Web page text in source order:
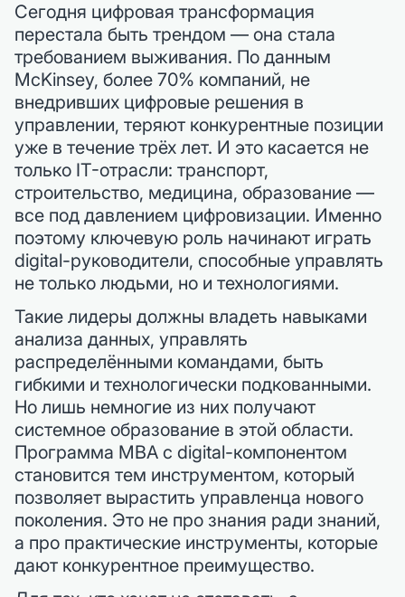
Сегодня цифровая трансформация
перестала быть трендом — она стала
требованием выживания. По данным
McKinsey, более 70% компаний, не
внедривших цифровые решения в
управлении, теряют конкурентные позиции
уже в течение трёх лет. И это касается не
только IT-отрасли: транспорт,
строительство, медицина, образование —
все под давлением цифровизации. Именно
поэтому ключевую роль начинают играть
digital-руководители, способные управлять
не только людьми, но и технологиями.
Такие лидеры должны владеть навыками
анализа данных, управлять
распределёнными командами, быть
гибкими и технологически подкованными.
Но лишь немногие из них получают
системное образование в этой области.
Программа MBA с digital-компонентом
становится тем инструментом, который
позволяет вырастить управленца нового
поколения. Это не про знания ради знаний,
а про практические инструменты, которые
дают конкурентное преимущество.